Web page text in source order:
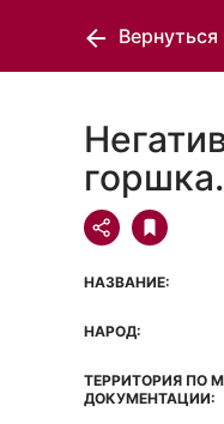
Вернуться
НАЗВАНИЕ:
НАРОД:
ТЕРРИТОРИЯ ПО
ДОКУМЕНТАЦИИ: